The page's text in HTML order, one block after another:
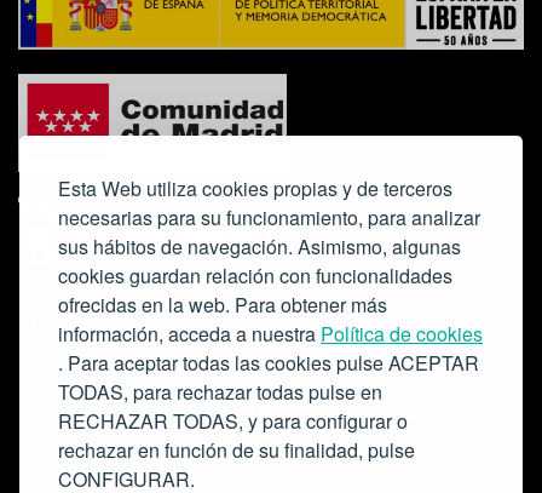
Esta Web utiliza cookies propias y de terceros
necesarias para su funcionamiento, para analizar
sus hábitos de navegación. Asimismo, algunas
cookies guardan relación con funcionalidades
ofrecidas en la web. Para obtener más
información, acceda a nuestra Política de cookies
. Para aceptar todas las cookies pulse ACEPTAR
TODAS, para rechazar todas pulse en
RECHAZAR TODAS, y para configurar o
rechazar en función de su finalidad, pulse
CONFIGURAR.
Colabora: